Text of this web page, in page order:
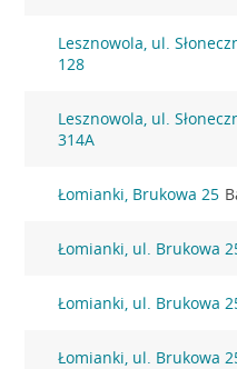
Lesznowola, ul.
128
Lesznowola, ul.
314A
Łomianki, Brukowa 25
Łomianki, ul. Brukowa
Łomianki, ul. Brukowa
Łomianki, ul. Brukowa